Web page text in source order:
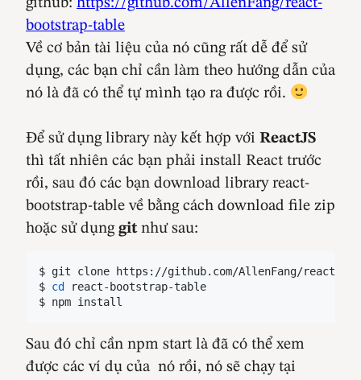
github: https://github.com/AllenFang/react-
bootstrap-table
Về cơ bản tài liệu của nó cũng rất dễ để sử
dụng, các bạn chỉ cần làm theo hướng dẫn của
nó là đã có thể tự mình tạo ra được rồi.
Để sử dụng library này kết hợp với ReactJS
thì tất nhiên các bạn phải install React trước
rồi, sau đó các bạn download library react-
bootstrap-table về bằng cách download file zip
hoặc sử dụng git như sau:
$ git clone https://github.com/AllenFang/react-
$ cd
react-bootstrap-table
$ npm install
Sau đó chỉ cần npm start là đã có thể xem
được các ví dụ của nó rồi, nó sẽ chạy tại